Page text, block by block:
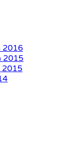
2016
2015
2015